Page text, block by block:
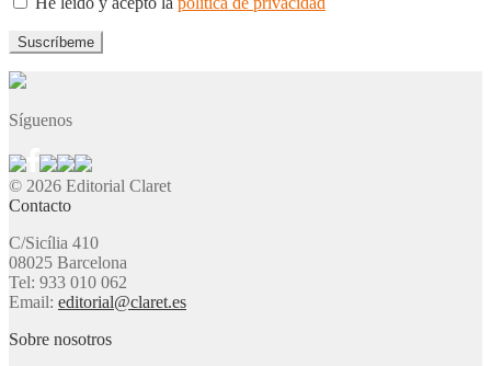
Síguenos
© 2026 Editorial Claret
Contacto
C/Sicília 410
08025 Barcelona
Tel: 933 010 062
Email: editorial@claret.es
Sobre nosotros